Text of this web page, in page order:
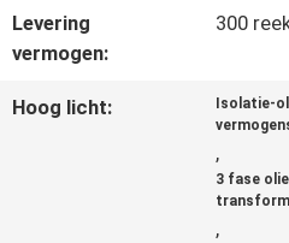
VERZOEK
OM EEN
CITAAT
Levering
vermogen:
300
Hoog licht:
Isolatie-
,
3 fase
,